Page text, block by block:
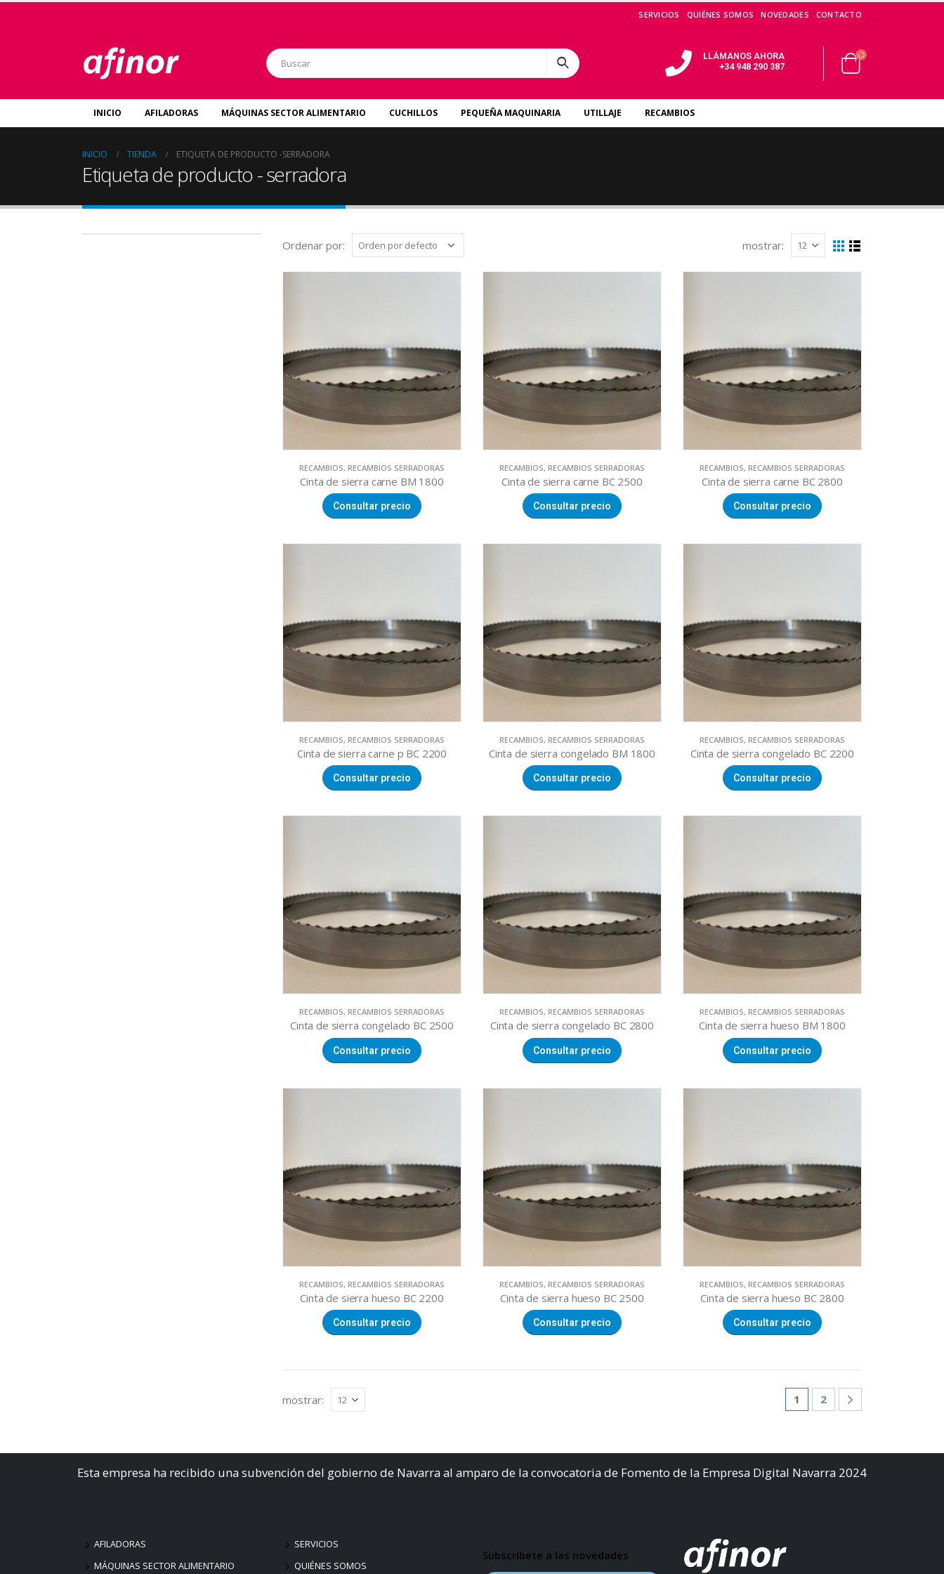
SERVICIOS QUIÉNES SOMOS NOVEDADES CONTACTO
LLÁMANOS AHORA
+34 948 290 387
INICIO AFILADORAS MÁQUINAS SECTOR ALIMENTARIO CUCHILLOS PEQUEÑA MAQUINARIA UTILLAJE RECAMBIOS
INICIO TIENDA ETIQUETA DE PRODUCTO -SERRADORA
Etiqueta de producto - serradora
Ordenar por: mostrar:
RECAMBIOS, RECAMBIOS SERRADORAS
Cinta de sierra carne BM 1800
Consultar precio
RECAMBIOS, RECAMBIOS SERRADORAS
Cinta de sierra carne BC 2500
Consultar precio
RECAMBIOS, RECAMBIOS SERRADORAS
Cinta de sierra carne BC 2800
Consultar precio
RECAMBIOS, RECAMBIOS SERRADORAS
Cinta de sierra carne p BC 2200
Consultar precio
RECAMBIOS, RECAMBIOS SERRADORAS
Cinta de sierra congelado BM 1800
Consultar precio
RECAMBIOS, RECAMBIOS SERRADORAS
Cinta de sierra congelado BC 2200
Consultar precio
RECAMBIOS, RECAMBIOS SERRADORAS
Cinta de sierra congelado BC 2500
Consultar precio
RECAMBIOS, RECAMBIOS SERRADORAS
Cinta de sierra congelado BC 2800
Consultar precio
RECAMBIOS, RECAMBIOS SERRADORAS
Cinta de sierra hueso BM 1800
Consultar precio
RECAMBIOS, RECAMBIOS SERRADORAS
Cinta de sierra hueso BC 2200
Consultar precio
RECAMBIOS, RECAMBIOS SERRADORAS
Cinta de sierra hueso BC 2500
Consultar precio
RECAMBIOS, RECAMBIOS SERRADORAS
Cinta de sierra hueso BC 2800
Consultar precio
mostrar: 1 2
Esta empresa ha recibido una subvención del gobierno de Navarra al amparo de la convocatoria de Fomento de la Empresa Digital Navarra 2024
AFILADORAS
MÁQUINAS SECTOR ALIMENTARIO
SERVICIOS
QUIÉNES SOMOS
Subscríbete a las novedades